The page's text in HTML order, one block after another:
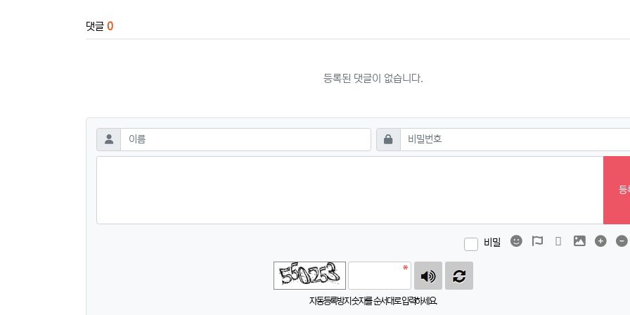
댓글 0
등록된 댓글이 없습니다.
댓글쓰기
이름 필수 비밀번호필수
등
비밀 이모티콘폰트어썸동영상 이미지 댓글
자동등록방지 숫자를 순서대로 입력하세요.